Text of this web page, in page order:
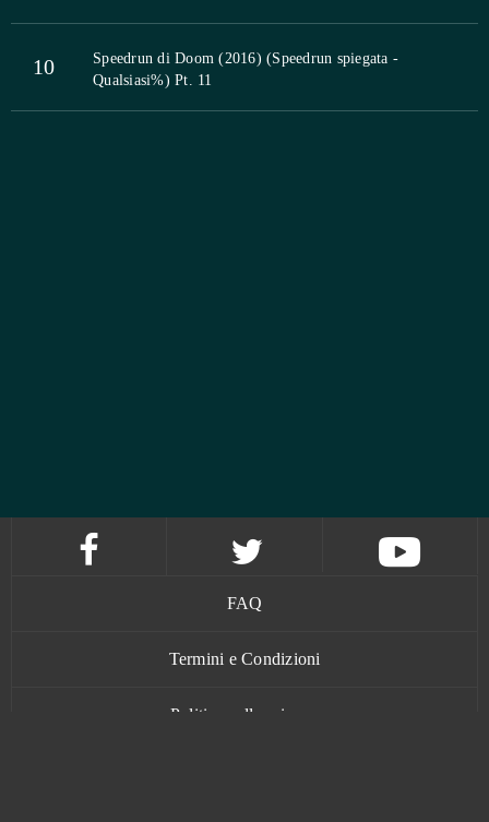
10
Speedrun di Doom (2016) (Speedrun spiegata -
Qualsiasi%) Pt. 11
FAQ
Termini e Condizioni
Politica sulla privacy